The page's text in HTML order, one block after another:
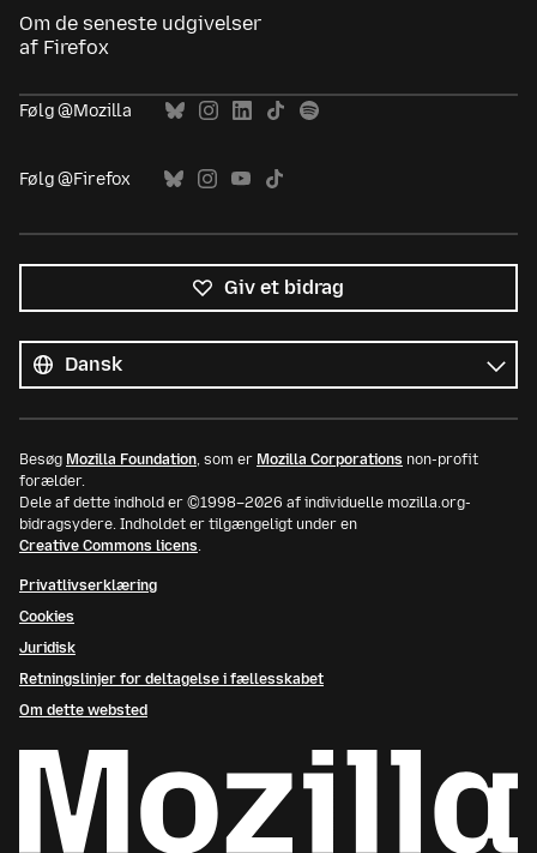
Om de seneste udgivelser
af Firefox
Følg @Mozilla
Følg @Firefox
Giv et bidrag
sprog
Sprog
Besøg Mozilla Foundation, som er Mozilla Corporations non-profit
forælder.
Dele af dette indhold er ©1998–2026 af individuelle mozilla.org-
bidragsydere. Indholdet er tilgængeligt under en
Creative Commons licens.
Privatlivserklæring
Cookies
Juridisk
Retningslinjer for deltagelse i fællesskabet
Om dette websted